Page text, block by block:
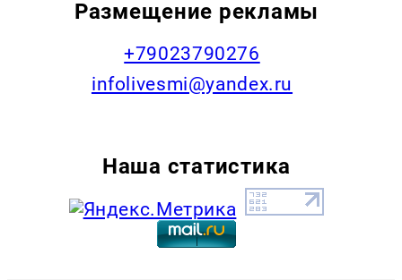
Размещение рекламы
+79023790276
infolivesmi@yandex.ru
Наша статистика